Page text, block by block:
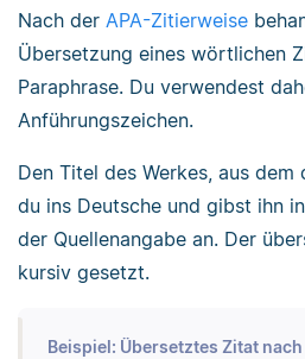
Nach der APA-Zitierweise
Übersetzung eines wörtlichen
Paraphrase. Du verwendest
Anführungszeichen.
Den Titel des Werkes, aus
du ins Deutsche und gibst ihn
der Quellenangabe an. Der
kursiv gesetzt.
Beispiel: Übersetztes Zitat